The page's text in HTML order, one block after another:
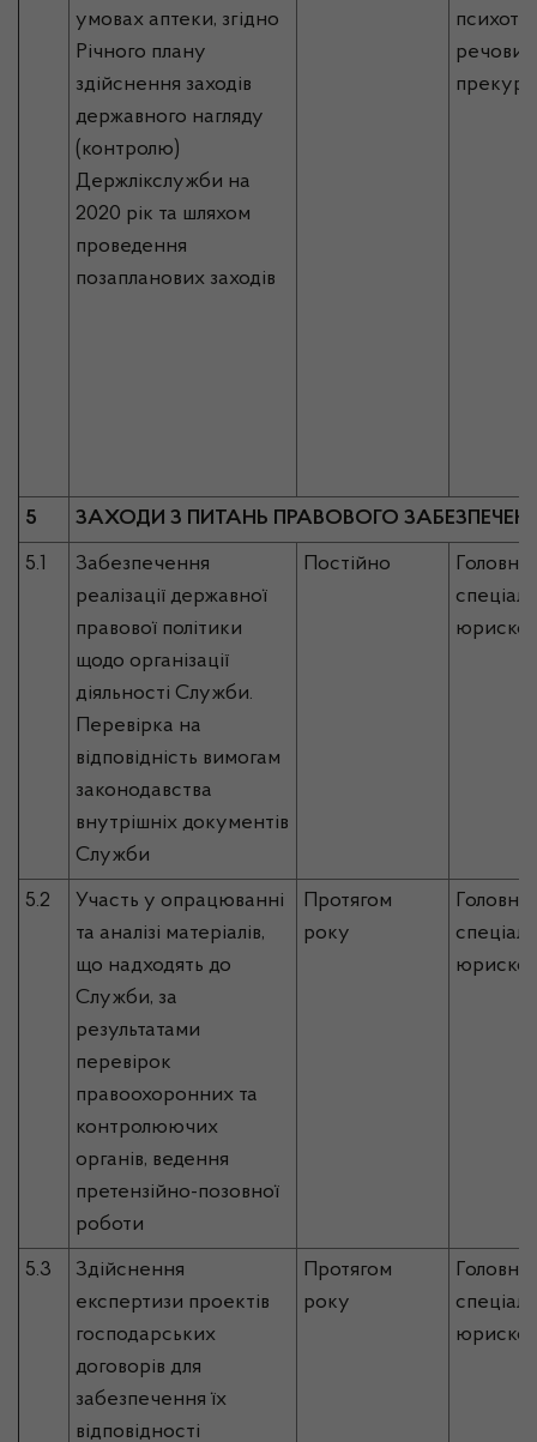
умовах аптеки, згідно
Річного плану
здійснення заходів
державного нагляду
(контролю)
Держлікслужби на
2020 рік та шляхом
проведення
позапланових заходів
речовин
5 ЗАХОДИ З ПИТАНЬ ПРАВОВОГО
5.1
Забезпечення
реалізації державної
правової політики
щодо організації
діяльності Служби.
Перевірка на
відповідність вимогам
законодавства
внутрішніх документів
Служби
Постійно
5.2
Участь у опрацюванні
та аналізі матеріалів,
що надходять до
Служби, за
результатами
перевірок
правоохоронних та
контролюючих
органів, ведення
претензійно-позовної
роботи
Протягом
року
5.3
Здійснення
експертизи проектів
господарських
договорів для
забезпечення їх
відповідності
Протягом
року